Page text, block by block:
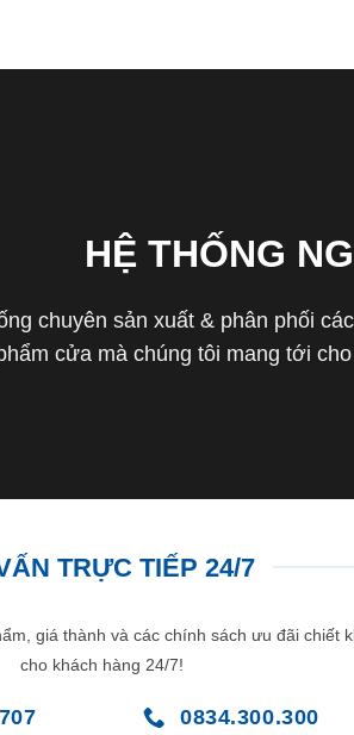
HỆ THỐNG
chuyên sản xuất & phân phối
cửa mà chúng tôi mang tới
TRỰC TIẾP 24/7
giá thành và các chính sách ưu đãi chiết
cho khách hàng 24/7!
0834.300.300